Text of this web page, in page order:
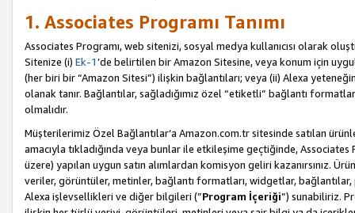
1. Associates Programı Tanımı
Associates Programı, web sitenizi, sosyal medya kullanıcısı olarak
Sitenize (i) Ek-1’de belirtilen bir Amazon Sitesine, veya konum için
(her biri bir “Amazon Sitesi”) ilişkin bağlantıları; veya (ii) Alexa
olanak tanır. Bağlantılar, sağladığımız özel “etiketli” bağlantı
olmalıdır.
Müşterilerimiz Özel Bağlantılar’a Amazon.com.tr sitesinde satılan
amacıyla tıkladığında veya bunlar ile etkileşime geçtiğinde,
üzere) yapılan uygun satın alımlardan komisyon geliri kazanırsınız.
veriler, görüntüler, metinler, bağlantı formatları, widgetlar,
Alexa işlevsellikleri ve diğer bilgileri (”Program İçeriği”) sunabiliriz.